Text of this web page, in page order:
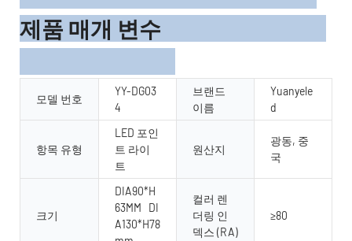
제품 매개 변수
모델 번호
YY-DG03
4
브랜드
이름
Yuanyele
d
항목 유형
LED 포인
트 라이
트
원산지
광동, 중
국
크기
DIA90*H
63MM DI
A130*H78
컬러 렌
더링 인
덱스 (RA)
≥80